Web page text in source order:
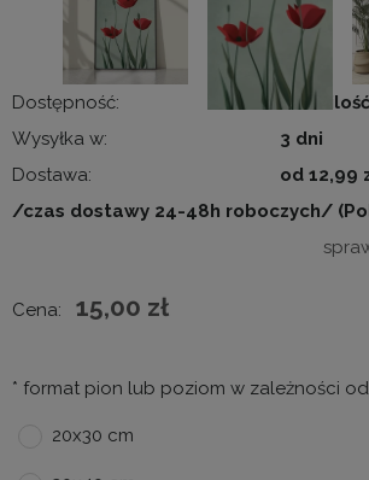
Dostępność:
duża ilość
Wysyłka w:
3 dni
Dostawa:
od 12,99
/czas dostawy 24-48h roboczych/
Cena: 15,00 zł
* format pion lub poziom w zależności
20x30 cm